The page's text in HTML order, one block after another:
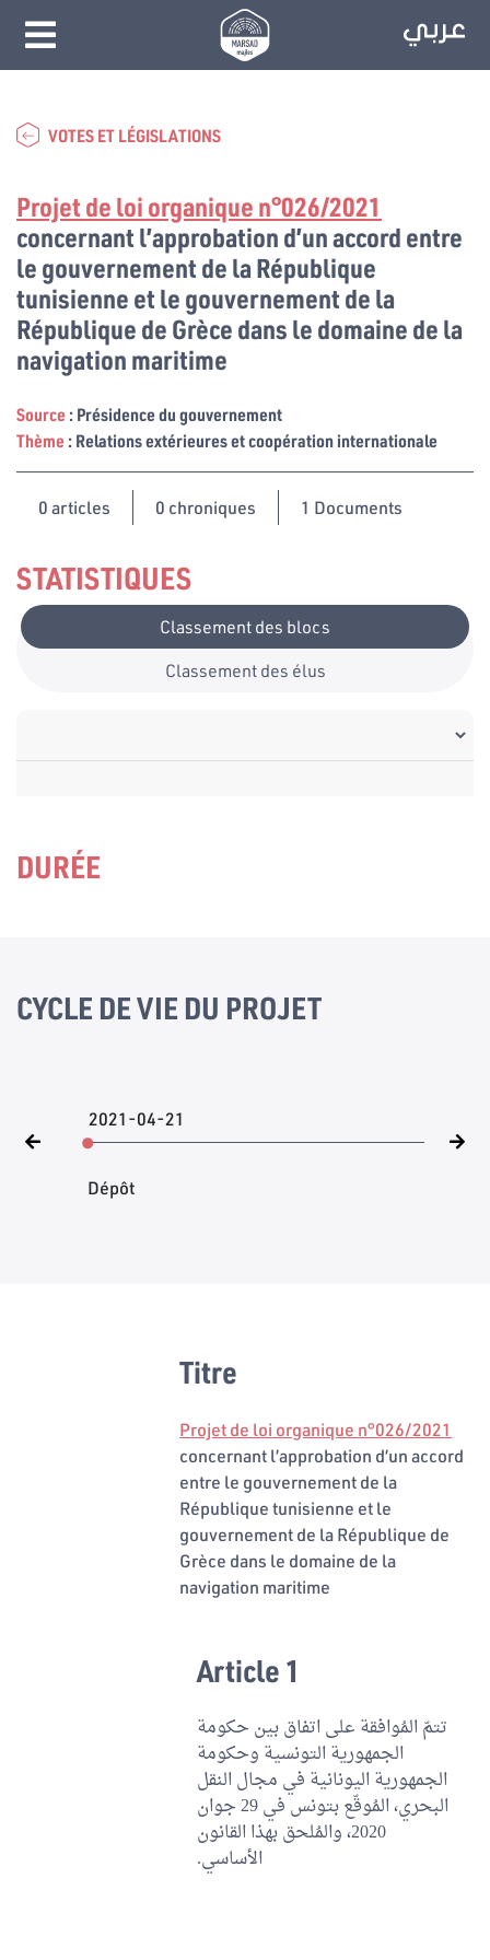
VOTES ET LÉGISLATIONS
STATISTIQUES
Classement des blocs
Classement des élus
Projet de loi organique n°026/2021
concernant l’approbation d’un accord entre
le gouvernement de la République
tunisienne et le gouvernement de la
République de Grèce dans le domaine de la
navigation maritime
Source: Présidence du gouvernement
Thème: Relations extérieures et coopération internationale
0articles 0 chroniques 1 Documents
DURÉE
CYCLE DE VIE DU PROJET
2021-04-21
Dépôt
Titre
Projet de loi organique n°026/2021
concernant l’approbation d’un accord
entre le gouvernement de la
République tunisienne et le
gouvernement de la République de
Grèce dans le domaine de la
navigation maritime
Article 1
تتمّ المُوافقة على اتفاق بين حكومة
الجمهورية التونسية وحكومة
الجمهورية اليونانية في مجال النقل
البحري، المُوقّع بتونس في 29 جوان
2020، والمُلحق بهذا القانون
الأساسي.